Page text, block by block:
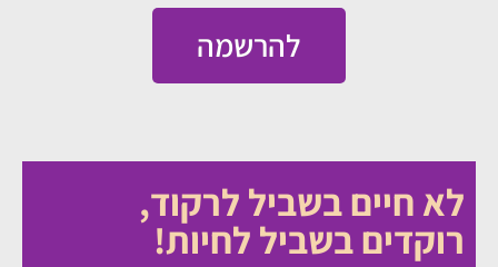
להרשמה
לא חיים בשביל לרקוד,
רוקדים בשביל לחיות!